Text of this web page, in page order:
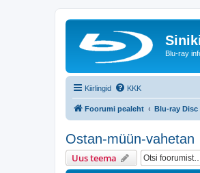
Blu-ray
Kiirlingid KKK
Foorumi pealeht Blu-ray Disc
Ostan-müün-vahetan
Uus teema